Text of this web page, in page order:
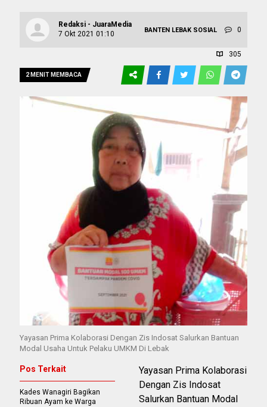
Redaksi - JuaraMedia
7 Okt 2021 01:10
BANTEN LEBAK SOSIAL 0
305
2 MENIT MEMBACA
Yayasan Prima Kolaborasi Dengan Zis Indosat Salurkan Bantuan
Modal Usaha Untuk Pelaku UMKM Di Lebak
Yayasan Prima Kolaborasi
Dengan Zis Indosat
Salurkan Bantuan Modal
Pos Terkait
Kades Wanagiri Bagikan
Ribuan Ayam ke Warga